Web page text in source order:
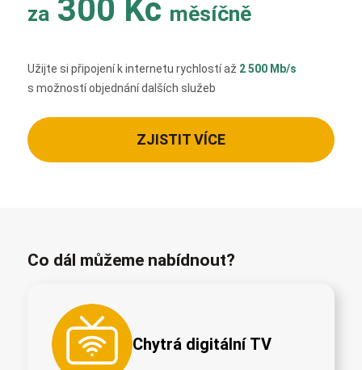
za300 Kč měsíčně
Užijte si připojení k internetu rychlostí až 2 500 Mb/s
s možností objednání dalších služeb
ZJISTIT VÍCE
Co dál můžeme nabídnout?
Chytrá digitální TV